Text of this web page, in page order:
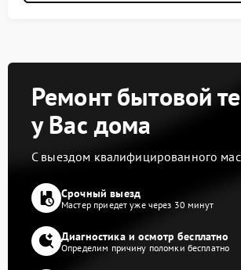
Ремонт бытовой
у Вас дома
С выездом квалифицированного
Срочный выезд
Мастер приедет уже через 30 минут
Диагностика и осмотр бесплатно
Определим причину поломки бесплатно